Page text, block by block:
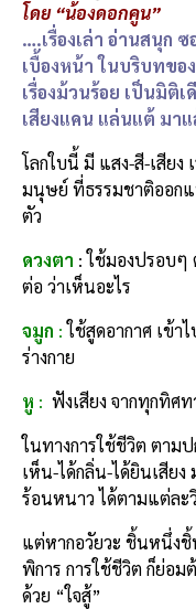
โดย “น้องดอกคูน”
….เรื่องเล่า อ่านสนุก
เบื้องหน้า ในบริบทขอ
เรื่องม้วนร้อย เป็นมิติ
เสียงแคน แล่นแต้ ม
โลกใบนี้ มี แสง-สี-เสียง
มนุษย์ ที่ธรรมชาติออกแ
ตัว
ดวงตา : ใช้มองปรอบๆ
ต่อ ว่าเห็นอะไร
จมูก :ใช้สูดอากาศ เข้า
ร่างกาย
หู : ฟังเสียง จากทุกทิศ
ในทางการใช้ชีวิต ตาม
เห็น-ได้กลิ่น-ได้ยินเสีย
ร้อนหนาว ได้ตามแต่ละ
แต่หากอวัยวะ ชิ้นหนึ่งชิ้
พิการ การใช้ชีวิต ก็ย่อ
ด้วย “ใจสู้”